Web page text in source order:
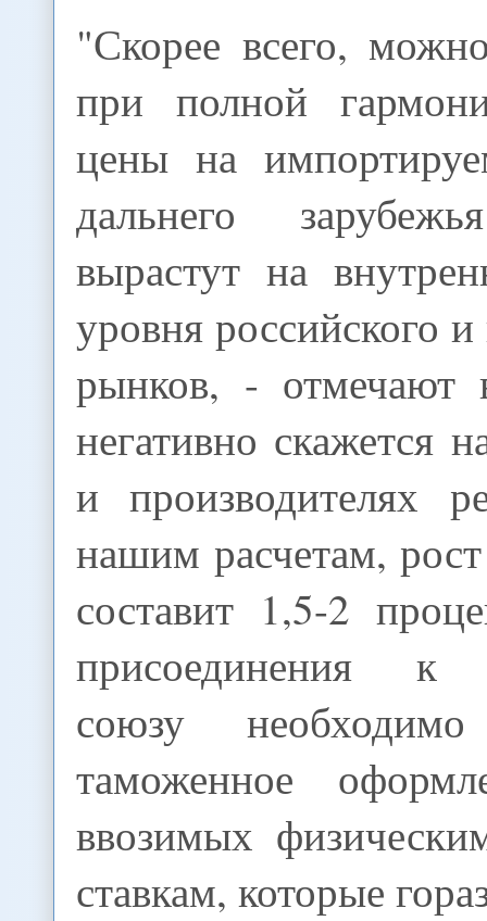
"Скорее всего,
при полной
цены на
дальнего
вырастут на
уровня российского и
рынков, -
негативно скажется
и производителях
нашим расчетам,
составит 1,5-2
присоединения к
союзу необходимо
таможенное
ввозимых
ставкам, которые